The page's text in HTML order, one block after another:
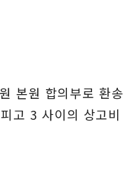
본원 합의부로 환송
고 3 사이의 상고비